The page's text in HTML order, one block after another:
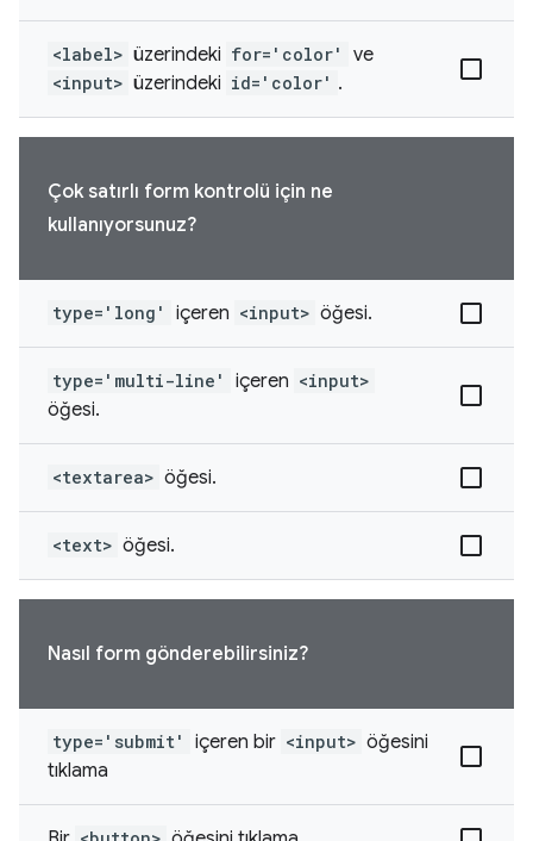
<label> üzerindeki for='color' ve
<input> üzerindeki id='color' .
Çok satırlı form kontrolü için ne
kullanıyorsunuz?
type='long' içeren <input> öğesi.
type='multi-line' içeren <input>
öğesi.
<textarea> öğesi.
<text> öğesi.
Nasıl form gönderebilirsiniz?
type='submit' içeren bir <input> öğesini
tıklama